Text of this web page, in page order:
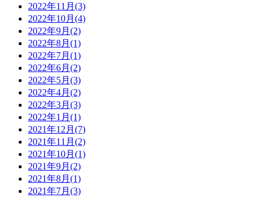
2022年11月(3)
2022年10月(4)
2022年9月(2)
2022年8月(1)
2022年7月(1)
2022年6月(2)
2022年5月(3)
2022年4月(2)
2022年3月(3)
2022年1月(1)
2021年12月(7)
2021年11月(2)
2021年10月(1)
2021年9月(2)
2021年8月(1)
2021年7月(3)